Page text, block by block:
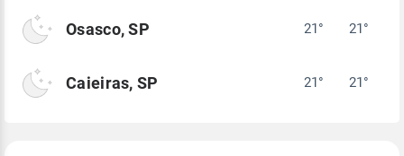
Osasco, SP 21° 21°
Caieiras, SP 21° 21°